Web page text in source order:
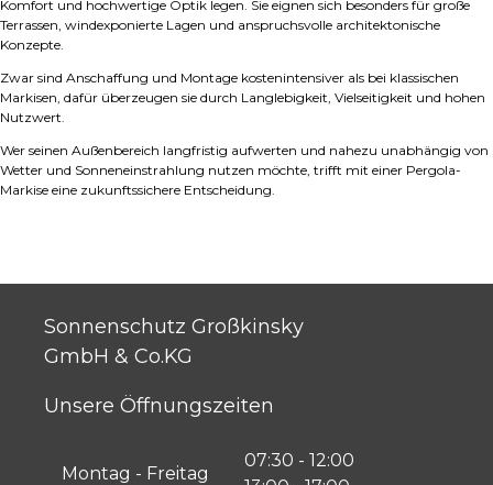
Komfort und hochwertige Optik legen. Sie eignen sich besonders für große
Terrassen, windexponierte Lagen und anspruchsvolle architektonische
Konzepte.
Zwar sind Anschaffung und Montage kostenintensiver als bei klassischen
Markisen, dafür überzeugen sie durch Langlebigkeit, Vielseitigkeit und hohen
Nutzwert.
Wer seinen Außenbereich langfristig aufwerten und nahezu unabhängig von
Wetter und Sonneneinstrahlung nutzen möchte, trifft mit einer Pergola-
Markise eine zukunftssichere Entscheidung.
Sonnenschutz Großkinsky
GmbH & Co.KG
Unsere Öffnungszeiten
Montag - Freitag
07:30 - 12:00